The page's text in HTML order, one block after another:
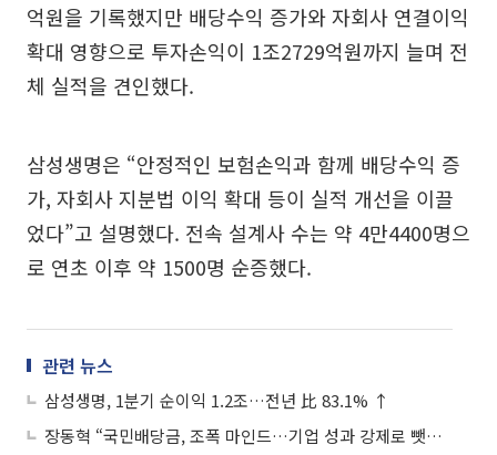
억원을 기록했지만 배당수익 증가와 자회사 연결이익
확대 영향으로 투자손익이 1조2729억원까지 늘며 전
체 실적을 견인했다.
삼성생명은 “안정적인 보험손익과 함께 배당수익 증
가, 자회사 지분법 이익 확대 등이 실적 개선을 이끌
었다”고 설명했다. 전속 설계사 수는 약 4만4400명으
로 연초 이후 약 1500명 순증했다.
관련 뉴스
삼성생명, 1분기 순이익 1.2조…전년 比 83.1% ↑
장동혁 “국민배당금, 조폭 마인드…기업 성과 강제로 뺏겠다는 것”